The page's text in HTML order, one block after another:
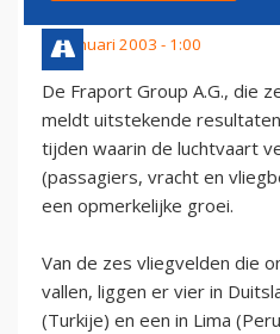
31 januari 2003 - 1:00
De Fraport Group A.G., die
meldt uitstekende
tijden waarin de luchtvaart
(passagiers, vracht en
een opmerkelijke groei.
Van de zes vliegvelden die
vallen, liggen er vier in
(Turkije) en een in Lima